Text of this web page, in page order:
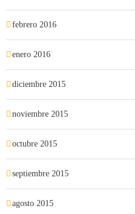
febrero 2016
enero 2016
diciembre 2015
noviembre 2015
octubre 2015
septiembre 2015
agosto 2015